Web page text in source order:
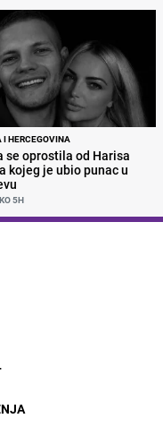
I HERCEGOVINA
se oprostila od Harisa
kojeg je ubio punac u
5H